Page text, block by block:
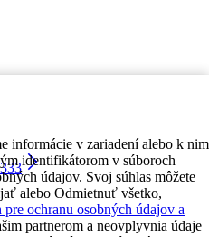
informácie v zariadení alebo k nim
identifikátorom v súboroch
údajov. Svoj súhlas môžete
alebo Odmietnuť všetko,
pre ochranu osobných údajov a
partnerom a neovplyvnia údaje